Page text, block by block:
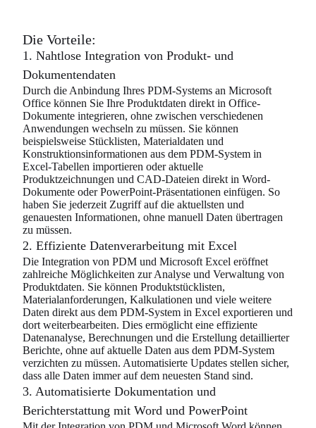
Die Vorteile:
1. Nahtlose Integration von Produkt- und
Dokumentendaten
Durch die Anbindung Ihres PDM-Systems an Microsoft
Office können Sie Ihre Produktdaten direkt in Office-
Dokumente integrieren, ohne zwischen verschiedenen
Anwendungen wechseln zu müssen. Sie können
beispielsweise Stücklisten, Materialdaten und
Konstruktionsinformationen aus dem PDM-System in
Excel-Tabellen importieren oder aktuelle
Produktzeichnungen und CAD-Dateien direkt in Word-
Dokumente oder PowerPoint-Präsentationen einfügen. So
haben Sie jederzeit Zugriff auf die aktuellsten und
genauesten Informationen, ohne manuell Daten übertragen
zu müssen.
2. Effiziente Datenverarbeitung mit Excel
Die Integration von PDM und Microsoft Excel eröffnet
zahlreiche Möglichkeiten zur Analyse und Verwaltung von
Produktdaten. Sie können Produktstücklisten,
Materialanforderungen, Kalkulationen und viele weitere
Daten direkt aus dem PDM-System in Excel exportieren und
dort weiterbearbeiten. Dies ermöglicht eine effiziente
Datenanalyse, Berechnungen und die Erstellung detaillierter
Berichte, ohne auf aktuelle Daten aus dem PDM-System
verzichten zu müssen. Automatisierte Updates stellen sicher,
dass alle Daten immer auf dem neuesten Stand sind.
3. Automatisierte Dokumentation und
Berichterstattung mit Word und PowerPoint